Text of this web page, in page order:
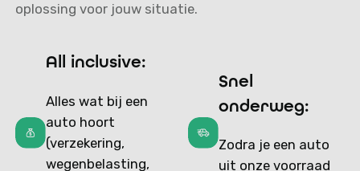
oplossing voor jouw situatie.
All inclusive:
Alles wat bij een
auto hoort
(verzekering,
wegenbelasting,
Snel
onderweg:
Zodra je een auto
uit onze voorraad